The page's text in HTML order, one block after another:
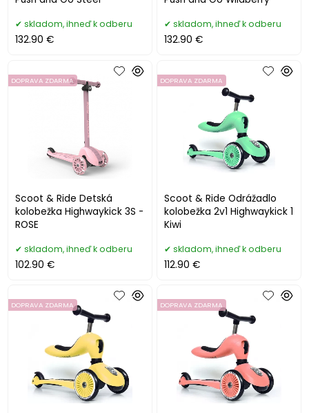
skladom, ihneď k odberu
132.90 €
skladom, ihneď k odberu
132.90 €
Scoot & Ride Detská
kolobežka Highwaykick 3S -
ROSE
DOPRAVA ZDARMA
skladom, ihneď k odberu
102.90 €
Scoot & Ride Odrážadlo
kolobežka 2v1 Highwaykick 1
Kiwi
DOPRAVA ZDARMA
skladom, ihneď k odberu
112.90 €
DOPRAVA ZDARMA DOPRAVA ZDARMA